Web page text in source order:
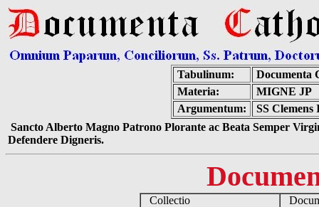
Tabulinum:
Documenta
Materia:
MIGNE JP
Argumentum:
SS
Sancto Alberto Magno Patrono Plorante ac Beata Semper
Defendere Digneris.
Collectio